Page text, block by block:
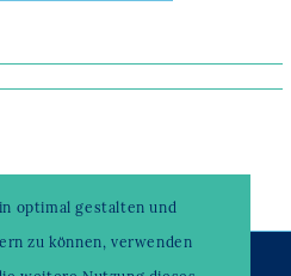
optimal gestalten und
zu können, verwenden